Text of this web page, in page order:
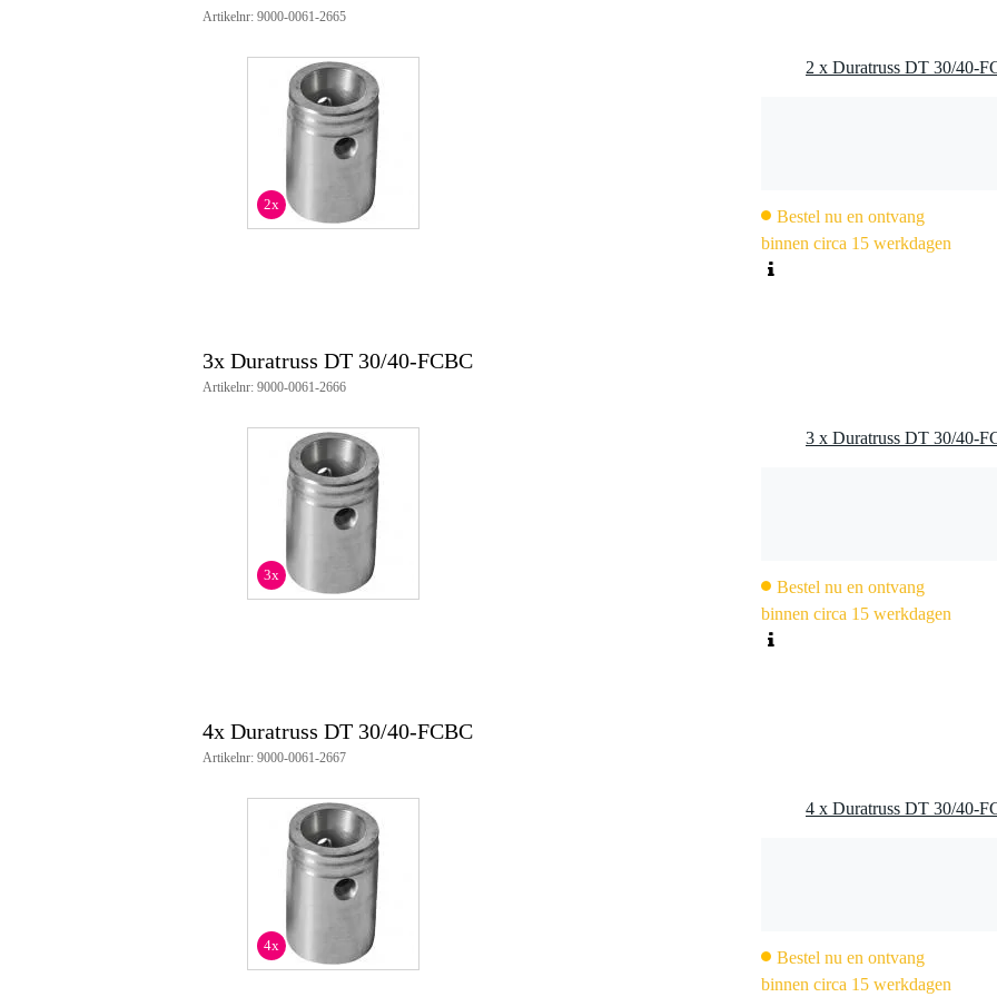
Artikelnr: 9000-0061-2665
2x
Bestel nu en ontvang
binnen circa 15 werkdagen
3x Duratruss DT 30/40-FCBC
Artikelnr: 9000-0061-2666
3x
Bestel nu en ontvang
binnen circa 15 werkdagen
4x Duratruss DT 30/40-FCBC
Artikelnr: 9000-0061-2667
4x
Bestel nu en ontvang
binnen circa 15 werkdagen